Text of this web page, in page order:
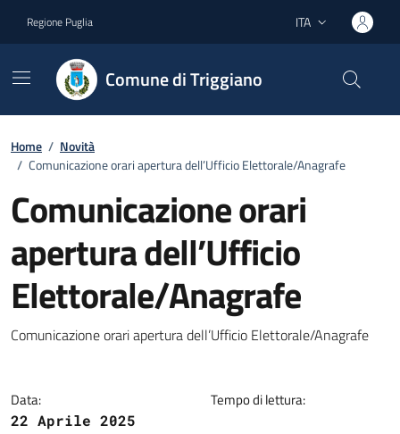
Regione Puglia Lingua attiva:
ITA
Comune di Triggiano
Home / Novità
/ Comunicazione orari apertura dell’Ufficio Elettorale/Anagrafe
Comunicazione orari
apertura dell’Ufficio
Elettorale/Anagrafe
Dettagli della notizia
Comunicazione orari apertura dell’Ufficio Elettorale/Anagrafe
Data:
22 Aprile 2025
Tempo di lettura: